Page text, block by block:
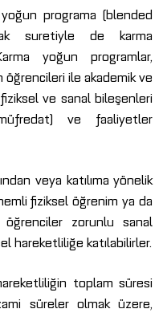
programa (blended
suretiyle de karma
yoğun programlar,
öğrencileri ile akademik ve
ve sanal bileşenleri
ve faaliyetler
veya katılıma yönelik
fiziksel öğrenim ya da
öğrenciler zorunlu sanal
hareketliliğe katılabilirler.
toplam süresi
süreler olmak üzere,